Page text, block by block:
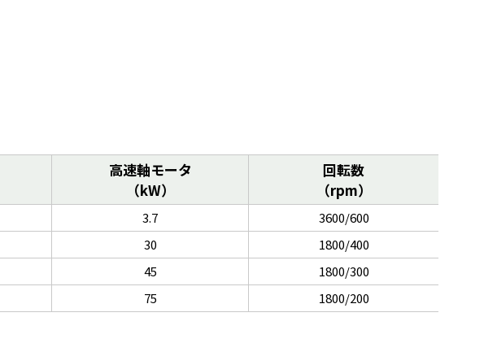
高速軸モータ
（kW）
回転数
（rpm）
3.7
3600/600
30
1800/400
45
1800/300
75
1800/200